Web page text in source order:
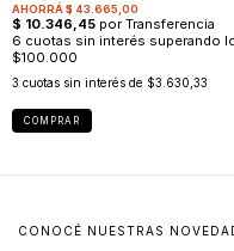
3 cuotas sin interés de $3.630,33
COMPRAR
CONOCÉ NUESTRAS